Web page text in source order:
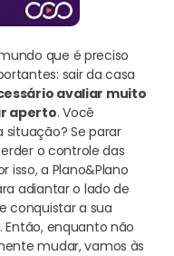
que é preciso
sair da casa
avaliar muito
aperto. Você
Se parar
o controle das
isso, a Plano&Plano
adiantar o lado de
conquistar a sua
enquanto não
mudar, vamos às